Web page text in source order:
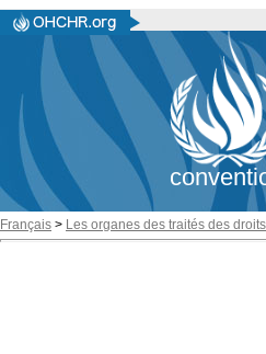
Français > Les organes des traités des